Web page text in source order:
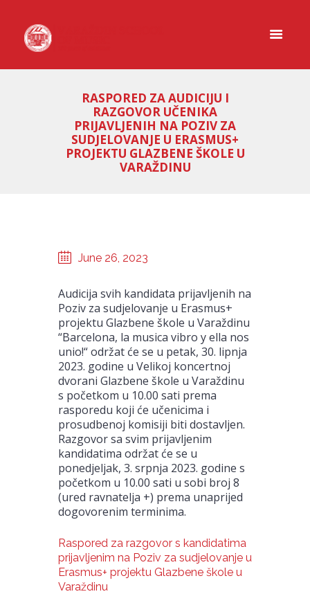
RASPORED ZA AUDICIJU I
RAZGOVOR UČENIKA
PRIJAVLJENIH NA POZIV ZA
SUDJELOVANJE U ERASMUS+
PROJEKTU GLAZBENE ŠKOLE U
VARAŽDINU
June 26, 2023
Audicija svih kandidata prijavljenih na
Poziv za sudjelovanje u Erasmus+
projektu Glazbene škole u Varaždinu
“Barcelona, la musica vibro y ella nos
unio!“ održat će se u petak, 30. lipnja
2023. godine u Velikoj koncertnoj
dvorani Glazbene škole u Varaždinu
s početkom u 10.00 sati prema
rasporedu koji će učenicima i
prosudbenoj komisiji biti dostavljen.
Razgovor sa svim prijavljenim
kandidatima održat će se u
ponedjeljak, 3. srpnja 2023. godine s
početkom u 10.00 sati u sobi broj 8
(ured ravnatelja +) prema unaprijed
dogovorenim terminima.
Raspored za razgovor s kandidatima
prijavljenim na Poziv za sudjelovanje u
Erasmus+ projektu Glazbene škole u
Varaždinu